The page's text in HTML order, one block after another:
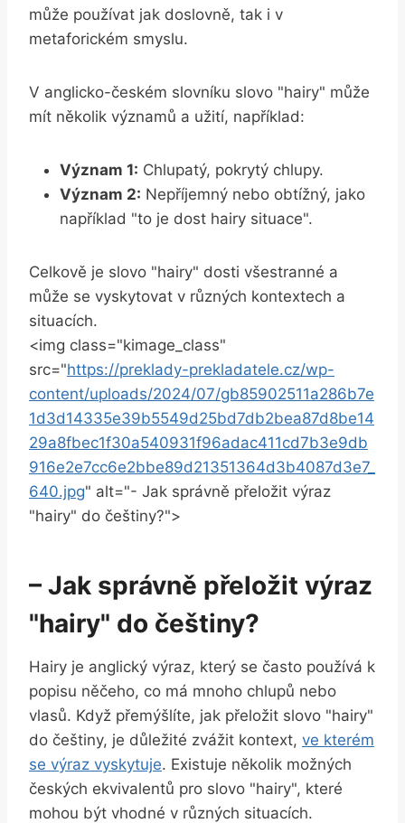
může používat jak doslovně, tak i v
metaforickém smyslu.
V anglicko-českém slovníku slovo "hairy" může
mít několik významů a užití, například:
Význam 1: Chlupatý, pokrytý chlupy.
Význam 2: Nepříjemný nebo obtížný, jako
například "to je dost hairy situace".
Celkově je slovo "hairy" dosti všestranné a
může se vyskytovat v různých kontextech a
situacích.
<img class="kimage_class"
src="https://preklady-prekladatele.cz/wp-
content/uploads/2024/07/gb85902511a286b7e
1d3d14335e39b5549d25bd7db2bea87d8be14
29a8fbec1f30a540931f96adac411cd7b3e9db
916e2e7cc6e2bbe89d21351364d3b4087d3e7_
640.jpg" alt="- Jak správně přeložit výraz
"hairy" do češtiny?">
– Jak správně přeložit výraz
"hairy" do češtiny?
Hairy je anglický výraz, který se často používá k
popisu něčeho, co má mnoho chlupů nebo
vlasů. Když přemýšlíte, jak přeložit slovo "hairy"
do češtiny, je důležité zvážit kontext, ve kterém
se výraz vyskytuje. Existuje několik možných
českých ekvivalentů pro slovo "hairy", které
mohou být vhodné v různých situacích.